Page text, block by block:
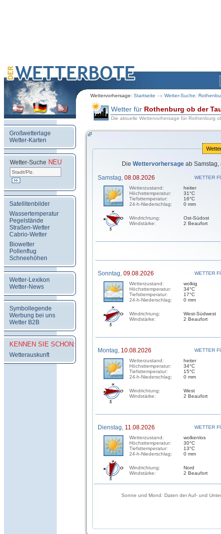
Wettervorhersage: Startseite Wetter-Suche:
Großwetterlage
Wetter-Karten
Wetter-Suche NEU
Satellitenbilder
Wassertemperatur
Pegelstände
Straßen-Wetter
Cabrio-Wetter
Biowetter
Pollenflug
Schneehöhen
Wetter-Lexikon
Wetter-News
Symbollegende
Werbung bei uns
Wetter B2B
KENNEN SIE SCHON:
Wetterauskunft
Wetter für Rothenburg ob der
Die aktuelle Wettervorhersage für Rothenburg
Die Wettervorhersage ab Samstag,
Samstag, 08.08.2026
WETTER
Wetterzustand:
Höchsttemperatur:
Tiefsttemperatur:
24-h-Niederschlag:
heiter
31°C
16°C
0 mm
Windrichtung:
Windstärke:
Ost-Südost
2 Beaufort
Sonntag, 09.08.2026
WETTER
Wetterzustand:
Höchsttemperatur:
Tiefsttemperatur:
24-h-Niederschlag:
wolkig
34°C
17°C
0 mm
Windrichtung:
Windstärke:
West-Südwest
2 Beaufort
Montag, 10.08.2026
WETTER
Wetterzustand:
Höchsttemperatur:
Tiefsttemperatur:
24-h-Niederschlag:
heiter
34°C
15°C
0 mm
Windrichtung:
Windstärke:
West
2 Beaufort
Dienstag, 11.08.2026
WETTER
Wetterzustand:
Höchsttemperatur:
Tiefsttemperatur:
24-h-Niederschlag:
wolkenlos
30°C
13°C
0 mm
Windrichtung:
Windstärke:
Nord
2 Beaufort
Sonne und Mond: Daten der Auf- und